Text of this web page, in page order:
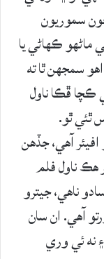
سموريون
ڪهاڻي يا
سمجهن ٿا ته
ڪچا ڦڪا ناول
ٿئي ٿو.
آهي، جڏهن
هڪ ناول فلم
ناهي، جيترو
آهي. ان سان
نه ئي وري